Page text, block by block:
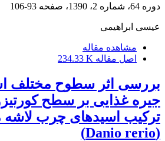
دوره 64، شماره 2، 1390، صفحه 93-106
عیسی ابراهیمی
مشاهده مقاله
اصل مقاله 234.33 K
بررسی اثر سطوح مختلف
جیره غذایی بر سطح
ترکیب اسیدهای چرب
(Danio rerio)